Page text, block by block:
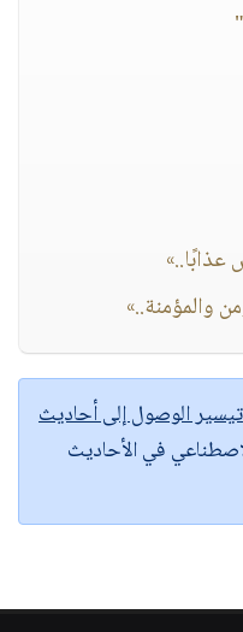
والمؤمنة..»
تيسير الوصول إلى أحاديث
في الأحاديث